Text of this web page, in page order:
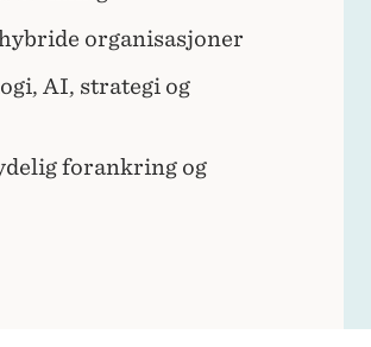
organisasjoner
AI, strategi og
forankring og